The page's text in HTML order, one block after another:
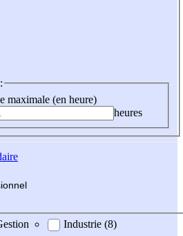
maximale (en heure)
heures
Industrie (8)